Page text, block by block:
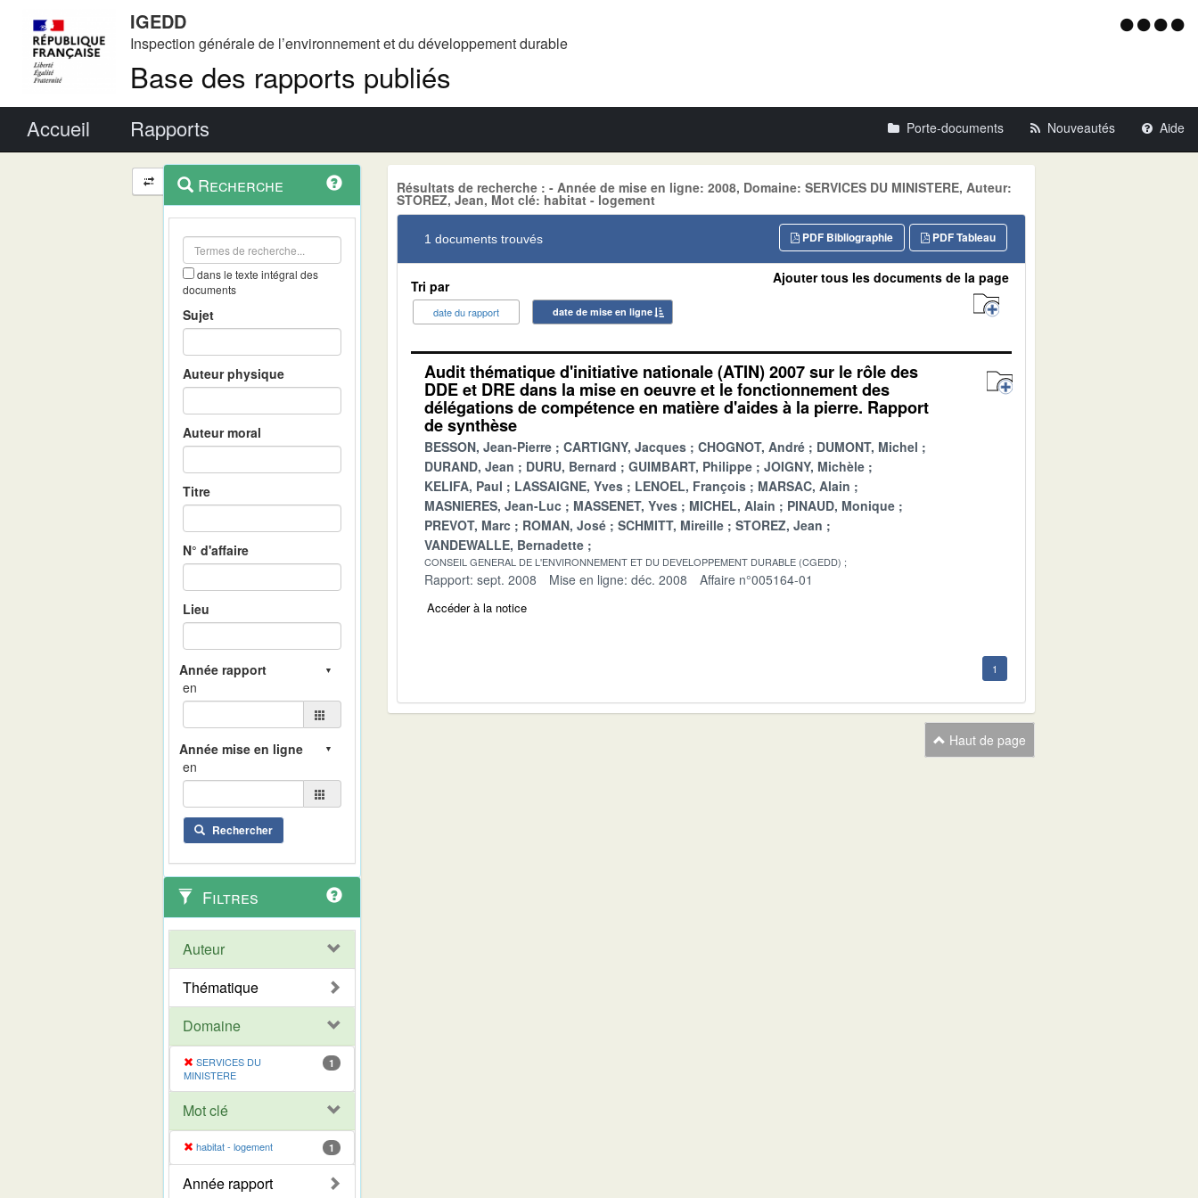
IGEDD
Inspection générale de l’environnement et du développement durable
Base des rapports publiés
Menu
Accueil Rapports Porte-documents Nouveautés Aide
Navigation
et
outils
contextuel
Recherche
dans le texte intégral des
documents
Sujet
Auteur physique
Auteur moral
Titre
N° d'affaire
Lieu
en
en
Rechercher
Filtres
Auteur
Thématique
Domaine
SERVICES DU
MINISTERE
1
Mot clé
habitat - logement 1
Année rapport
Résultats de recherche : - Année de mise en ligne: 2008, Domaine: SERVICES DU MINISTERE, Auteur:
STOREZ, Jean, Mot clé: habitat - logement
1 documents trouvés PDF Tableau
PDF Bibliographie
Tri par
date du rapport date de mise en ligne
Ajouter tous les documents de la page
Audit thématique d'initiative nationale (ATIN) 2007 sur le rôle des
DDE et DRE dans la mise en oeuvre et le fonctionnement des
délégations de compétence en matière d'aides à la pierre. Rapport
de synthèse
BESSON, Jean-Pierre CARTIGNY, Jacques CHOGNOT, André
DUMONT, Michel
DURAND, Jean
DURU, Bernard GUIMBART, Philippe
JOIGNY, Michèle
KELIFA, Paul
LASSAIGNE, Yves LENOEL, François
MARSAC, Alain
MASNIERES, Jean-Luc
MASSENET, Yves MICHEL, Alain
PINAUD, Monique
PREVOT, Marc
ROMAN, José SCHMITT, Mireille
STOREZ, Jean
VANDEWALLE, Bernadette
CONSEIL GENERAL DE L'ENVIRONNEMENT ET DU DEVELOPPEMENT DURABLE (CGEDD)
Rapport: sept. 2008 Mise en ligne: déc. 2008 Affaire n°005164-01
Accéder à la notice
1
Haut de page